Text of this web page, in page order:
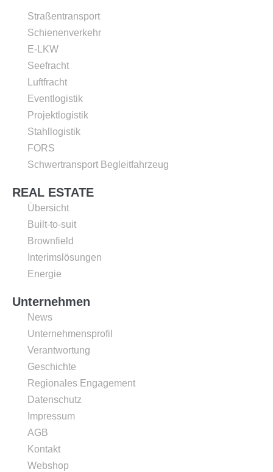
Straßentransport
Schienenverkehr
E-LKW
Seefracht
Luftfracht
Eventlogistik
Projektlogistik
Stahllogistik
FORS
Schwertransport Begleitfahrzeug
REAL ESTATE
Übersicht
Built-to-suit
Brownfield
Interimslösungen
Energie
Unternehmen
News
Unternehmensprofil
Verantwortung
Geschichte
Regionales Engagement
Datenschutz
Impressum
AGB
Kontakt
Webshop